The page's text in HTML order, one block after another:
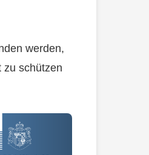
werden,
zu schützen